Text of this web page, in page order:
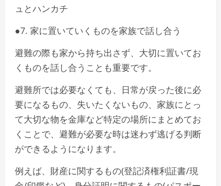
ュとハンカチ
●7. 家に置いていくものを家族で話し合う
避難の際も家から持ち出さず、大切に置いてお
くものを話し合うことも重要です。
避難所では必要なくても、日常が戻った後に必
要になるもの、失いたくないもの、家族にとっ
て大切な物を金庫など特定の場所にまとめてお
くことで、避難が必要な時は迷わず逃げる判断
ができるようになります。
例えば、財産に関するもの(登記済権利証書/現